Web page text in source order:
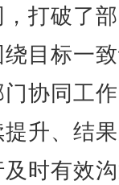
打破了
目标一
协同工
升、结
时有效